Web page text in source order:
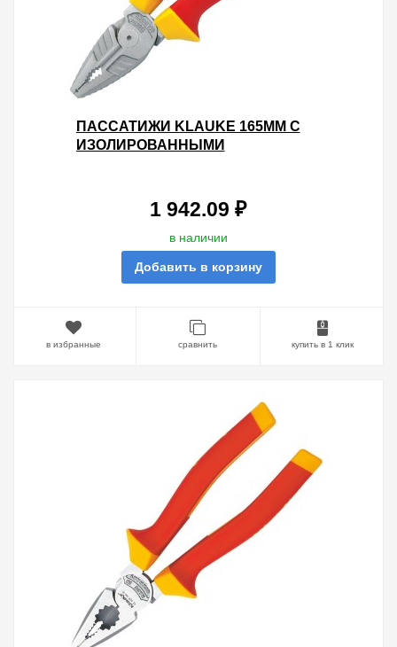
ПАССАТИЖИ KLAUKE 165ММ С
ИЗОЛИРОВАННЫМИ
1 942.09 ₽
в наличии
Добавить в корзину
в избранные сравнить купить в 1 клик